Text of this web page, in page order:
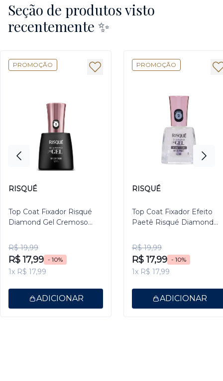
Seção de produtos visto
recentemente ✨
PROMOÇÃO
RISQUÉ
Top Coat Fixador Risqué
Diamond Gel Cremoso
R$ 19,99
R$ 17,99 - 10%
1x R$ 17,99
ADICIONAR
PROMOÇÃO
RISQUÉ
Top Coat Fixador Efeito
Paetê Risqué Diamond
R$ 19,99
R$ 17,99 - 10%
1x R$ 17,99
ADICIONAR